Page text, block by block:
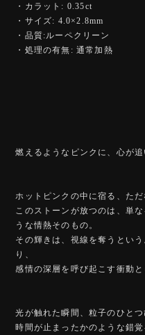
・カラット: 0.35ct
・サイズ: 4.0×2.8mm
・品質:ルーペクリーン
・処理の有無: 通常加熱
燃えるようなピンクに、心が追
ホットピンクの中に宿る、ただ
このストーンが放つのは、単
うな情熱そのもの。
その輝きは、視線を奪うとい
り、
感情の深層を呼び起こす衝動と
光が触れた瞬間、粒子のひと
時間が止まったかのような錯覚